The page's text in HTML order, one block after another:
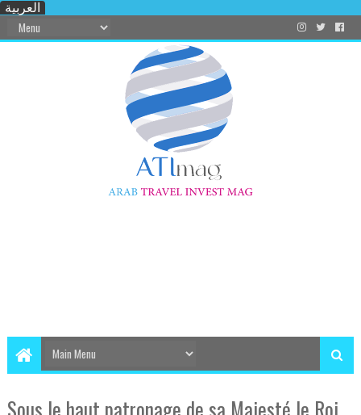
العربية
Sous le haut patronage de sa Majesté le Roi